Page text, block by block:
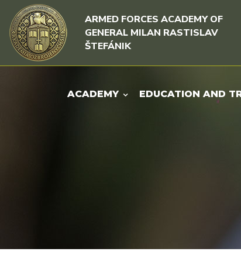
Skip to content
Skip to menu
ARMED FORCES ACADEMY OF
GENERAL MILAN RASTISLAV
ŠTEFÁNIK
ACADEMY EDUCATION AND